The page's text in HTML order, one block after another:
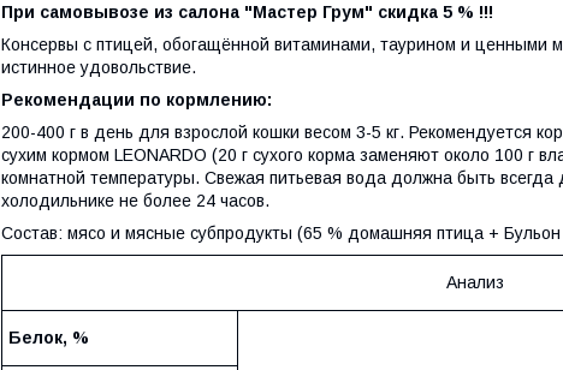
При самовывозе из салона "Мастер Грум" скидка 5 % !!!
Консервы с птицей, обогащённой витаминами, таурином и ценными
истинное удовольствие.
Рекомендации по кормлению:
200-400 г в день для взрослой кошки весом 3-5 кг. Рекомендуется
сухим кормом LEONARDO (20 г сухого корма заменяют около 100 г
комнатной температуры. Свежая питьевая вода должна быть всегда
холодильнике не более 24 часов.
Состав: мясо и мясные субпродукты (65 % домашняя птица +
Анализ
Белок, %